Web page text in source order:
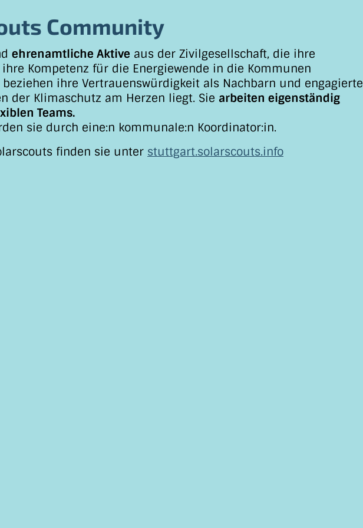
Community
ehrenamtliche Aktive aus der Zivilgesellschaft, die ihre
Kompetenz für die Energiewende in die Kommunen
beziehen ihre Vertrauenswürdigkeit als Nachbarn und engagierte
der Klimaschutz am Herzen liegt. Sie arbeiten eigenständig
Teams.
sie durch eine:n kommunale:n Koordinator:in.
finden sie unter stuttgart.solarscouts.info